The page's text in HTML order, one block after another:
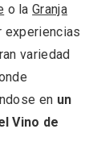
o laGranja
experiencias
variedad
en un
Vino de